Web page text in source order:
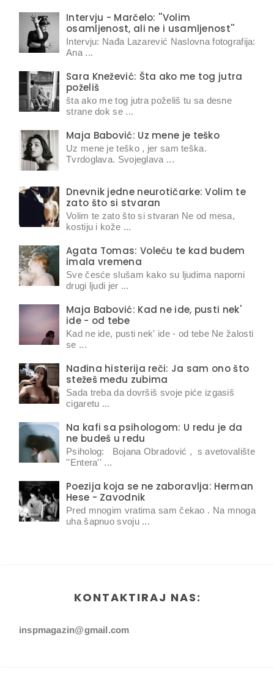
Intervju - Marčelo: ''Volim
osamljenost, ali ne i usamljenost''
Intervju: Nađa Lazarević Naslovna fotografija:
Ana ...
Sara Knežević: Šta ako me tog jutra
poželiš
šta ako me tog jutra poželiš tu sa desne
strane dok se ...
Maja Babović: Uz mene je teško
Uz mene je teško , jer sam teška.
Tvrdoglava. Svojeglava ...
Dnevnik jedne neurotičarke: Volim te
zato što si stvaran
Volim te zato što si stvaran Ne od mesa,
kostiju i kože ...
Agata Tomas: Voleću te kad budem
imala vremena
Sve česće slušam kako su ljudima naporni
drugi ljudi jer ...
Maja Babović: Kad ne ide, pusti nek'
ide - od tebe
Kad ne ide, pusti nek' ide - od tebe Ne žalosti
se ...
Nađina histerija reči: Ja sam ono što
stežeš među zubima
Sada treba da dovršiš svoje piće izgasiš
cigaretu ...
Na kafi sa psihologom: U redu je da
ne budeš u redu
Psiholog: Bojana Obradović , s avetovalište
''Entera'' ...
Poezija koja se ne zaboravlja: Herman
Hese - Zavodnik
Pred mnogim vratima sam čekao . Na mnoga
uha šapnuo svoju ...
KONTAKTIRAJ NAS:
inspmagazin@gmail.com